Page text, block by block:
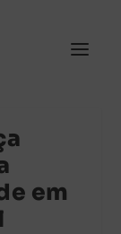
em